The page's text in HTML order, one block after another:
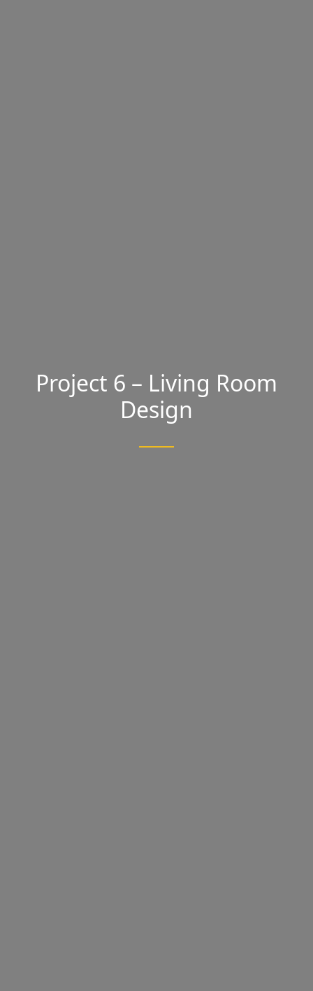
Project 6 – Living Room
Design